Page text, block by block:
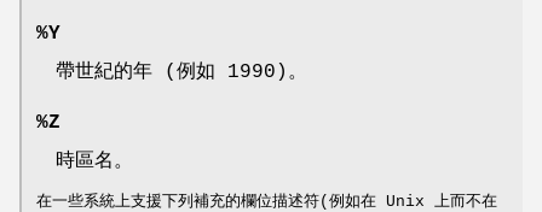
%Y
帶世紀的年 (例如 1990)。
%Z
時區名。
在一些系統上支援下列補充的欄位描述符(例如在 Unix 上而不在